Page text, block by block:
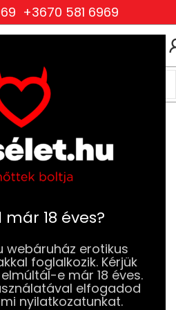
18 éves?
webáruház erotikus
foglalkozik. Kérjük
e már 18 éves.
elfogadod
nyilatkozatunkat.
+3670 581 6969
combfixek